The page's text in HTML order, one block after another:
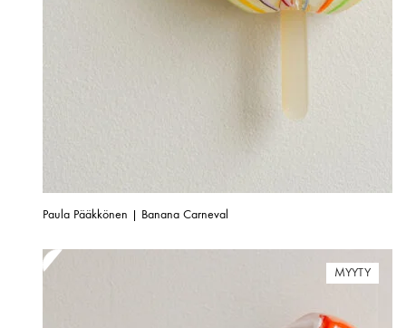
Paula Pääkkönen | Banana Carneval
MYYTY